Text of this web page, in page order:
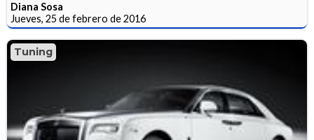
Diana Sosa
Jueves, 25 de febrero de 2016
Tuning